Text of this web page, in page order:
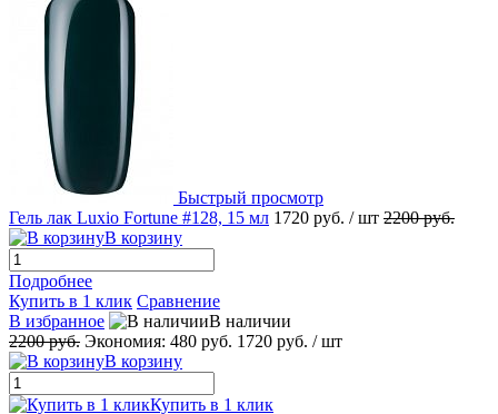
Быстрый просмотр
Гель лак Luxio Fortune #128, 15 мл 1720 руб. / шт 2200 руб.
В корзину
Подробнее
Купить в 1 клик Сравнение
В избранное
В наличии
2200 руб. Экономия: 480 руб. 1720 руб. / шт
В корзину
Купить в 1 клик